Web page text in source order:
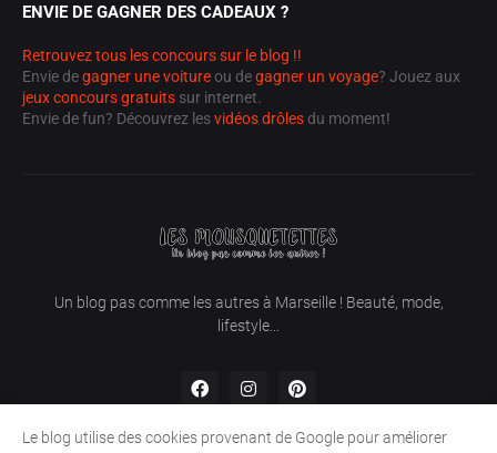
ENVIE DE GAGNER DES CADEAUX ?
Retrouvez tous les concours sur le blog !!
Envie degagner une voiture ou degagner un voyage? Jouez aux
jeux concours gratuits sur internet.
Envie de fun? Découvrez lesvidéos drôles du moment!
Un blog pas comme les autres à Marseille ! Beauté, mode,
lifestyle...
Le blog utilise des cookies provenant de Google pour améliorer